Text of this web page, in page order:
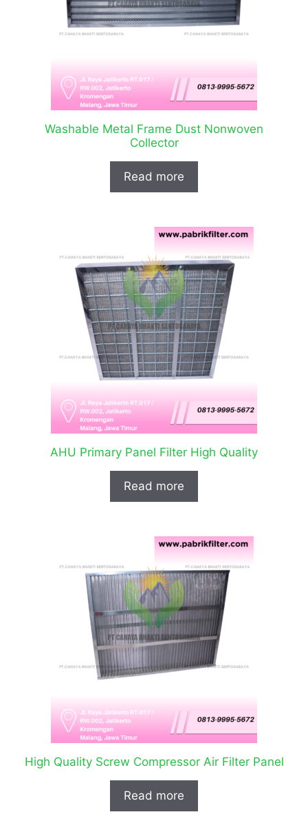
Washable Metal Frame Dust Nonwoven
Collector
Read more
AHU Primary Panel Filter High Quality
Read more
High Quality Screw Compressor Air Filter Panel
Read more